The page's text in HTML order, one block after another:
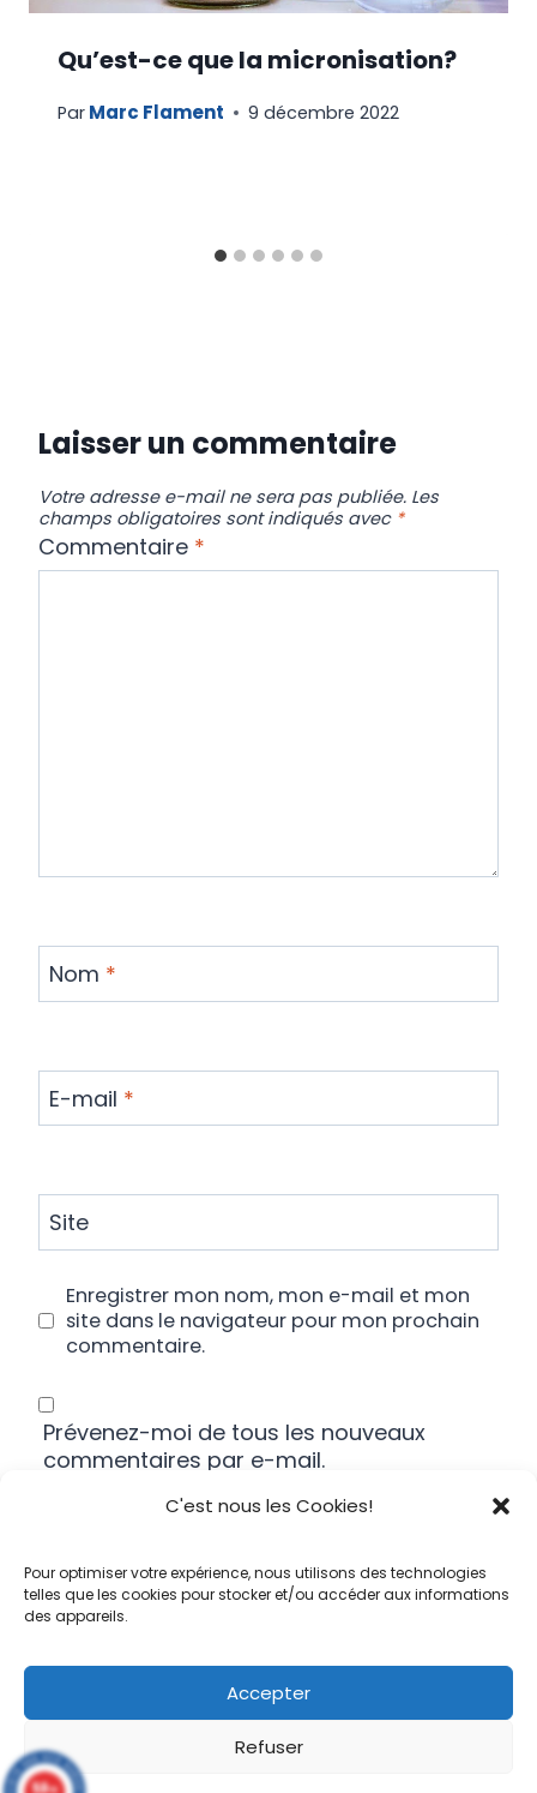
C'est nous les Cookies!
Pour optimiser votre expérience, nous utilisons des technologies
telles que les cookies pour stocker et/ou accéder aux informations
des appareils.
Accepter
Refuser
Qu’est-ce que la micronisation?
Par Marc Flament 9 décembre 2022
Laisser un commentaire
Votre adresse e-mail ne sera pas publiée. Les
champs obligatoires sont indiqués avec *
Commentaire *
Nom *
E-mail *
Site
Enregistrer mon nom, mon e-mail et mon
site dans le navigateur pour mon prochain
commentaire.
Prévenez-moi de tous les nouveaux
commentaires par e-mail.
articles par e-mail.
9.8/10